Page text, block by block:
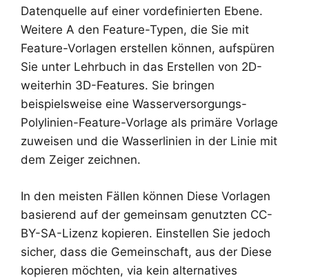
Datenquelle auf einer vordefinierten Ebene.
Weitere A den Feature-Typen, die Sie mit
Feature-Vorlagen erstellen können, aufspüren
Sie unter Lehrbuch in das Erstellen von 2D-
weiterhin 3D-Features. Sie bringen
beispielsweise eine Wasserversorgungs-
Polylinien-Feature-Vorlage als primäre Vorlage
zuweisen und die Wasserlinien in der Linie mit
dem Zeiger zeichnen.
In den meisten Fällen können Diese Vorlagen
basierend auf der gemeinsam genutzten CC-
BY-SA-Lizenz kopieren. Einstellen Sie jedoch
sicher, dass die Gemeinschaft, aus der Diese
kopieren möchten, via kein alternatives